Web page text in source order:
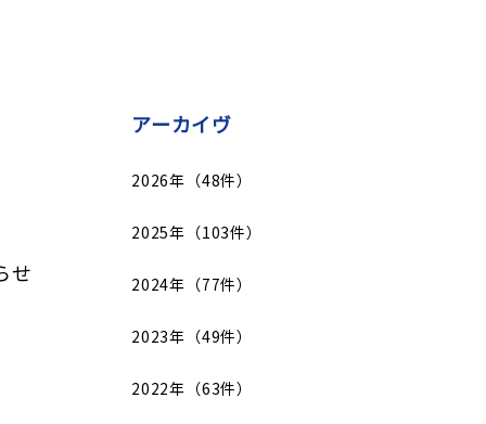
せ
アーカイヴ
2026年（48件）
2025年（103件）
2024年（77件）
2023年（49件）
2022年（63件）